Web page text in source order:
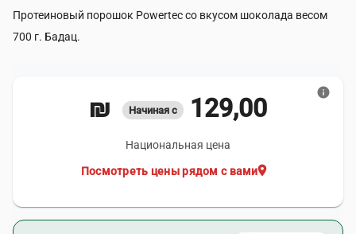
Протеиновый порошок Powertec со вкусом шоколада весом
700 г. Бадац.
Начиная с 129,00 ₪
Национальная цена
location_on
Посмотреть цены рядом с вами
info